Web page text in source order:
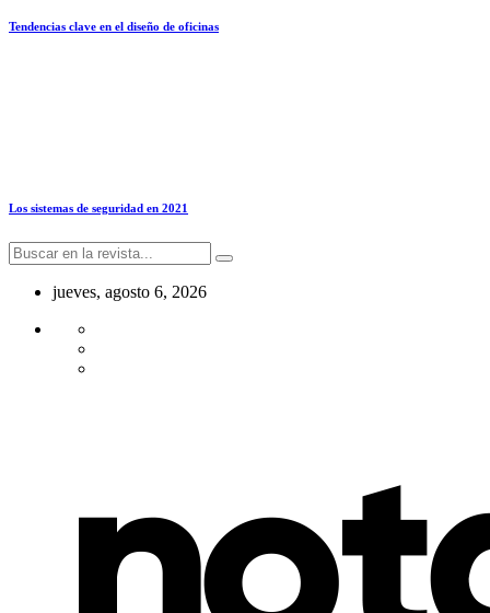
Tendencias clave en el diseño de oficinas
Los sistemas de seguridad en 2021
jueves, agosto 6, 2026